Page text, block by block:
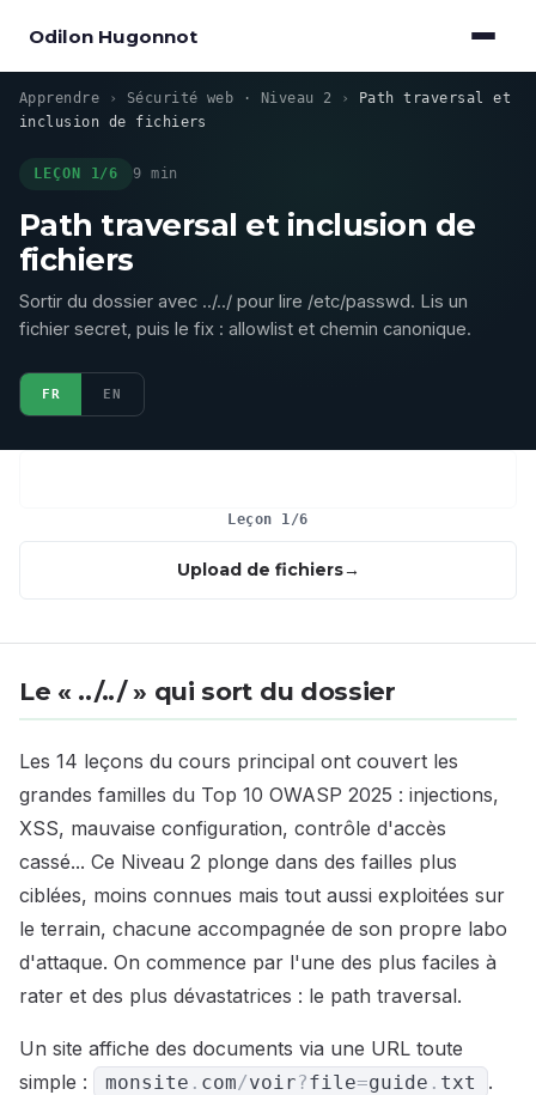
Odilon Hugonnot
Apprendre › Sécurité web · Niveau 2 ›
Path traversal et
inclusion de fichiers
LEÇON 1/6 9 min
Path traversal et inclusion de
fichiers
Sortir du dossier avec ../../ pour lire /etc/passwd. Lis un
fichier secret, puis le fix : allowlist et chemin canonique.
FR EN
Leçon 1/6
Upload de fichiers
Le « ../../ » qui sort du dossier
Les 14 leçons du cours principal ont couvert les
grandes familles du Top 10 OWASP 2025 : injections,
XSS, mauvaise configuration, contrôle d'accès
cassé... Ce Niveau 2 plonge dans des failles plus
ciblées, moins connues mais tout aussi exploitées sur
le terrain, chacune accompagnée de son propre labo
d'attaque. On commence par l'une des plus faciles à
rater et des plus dévastatrices : le path traversal.
Un site affiche des documents via une URL toute
simple :
monsite . com/voir?file=guide . txt
.